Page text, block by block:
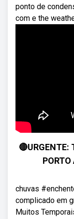
ponto de
com e the
🔴URGENTE:
chuvas
complicado em
Muitos